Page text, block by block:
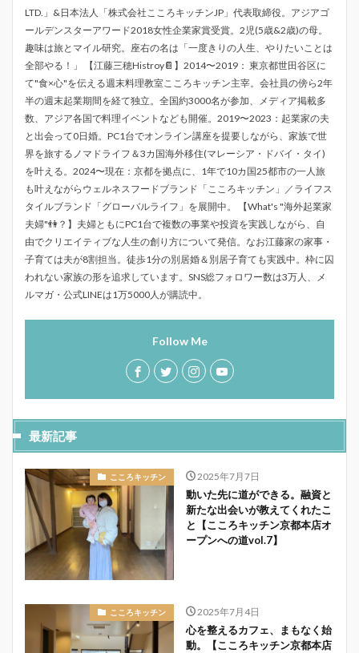
LTD.」&日本法人「株式会社こころキッチンJP」代表取締役。アジアゴ
ールデンスターアワード2018女性企業家賞受賞。2児(5歳&2歳)の母。
趣味は旅とマイル研究。座右の名は「一度きりの人生、やりたいことは
全部やる！」 【江藤三穂Histroy📔】2014〜2019： 東京都世田谷区に
て"食×心"を伝える週末料理教室こころキッチン主宰。会社員の傍ら2年
半の週末起業期間を経て独立。全国約3000名が参加、メディア掲載多
数、アジア各国で料理イベントなども開催。2019〜2023：起業家の夫
と出会って0日婚。PC1台でオンライン講座を提要しながら、家族で世
界を旅するノマドライフ＆3カ国海外移住(マレーシア・ドバイ・タイ)
を叶える。2024〜現在：京都を拠点に、1年で10カ国25都市の一人旅
も叶えながらウェルネスフードブランド「こころキッチン」／ライフス
タイルブランド「グローバルライフ」を展開中。 【What's "海外起業家
夫婦"👫？】夫婦ともにPC1台で複数の事業や投資を実践しながら、自
由でクリエイティブな人生の創り方について発信。なお江藤家の家事・
子育ては夫が8割担当。徒歩1分の別居婚＆別居子育ても実践中。枠に囚
われない家族の形を追求しています。SNS総フォロワー数は3万人、メ
ルマガ・公式LINEは1万5000人が購読中。
Follow Me
最新記事
こころキッチン 2025年7月7日
動いた先に道ができる。融資と
新たな出会いが教えてくれたこ
と【こころキッチン京都本店オ
ープンへの道vol.7】
こころキッチン 2025年7月4日
心を整えるカフェ、まもなく始
動。【こころキッチン京都本店